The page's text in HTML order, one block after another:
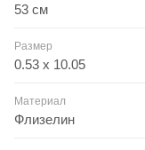
53 см
Размер
0.53 x 10.05
Материал
Флизелин